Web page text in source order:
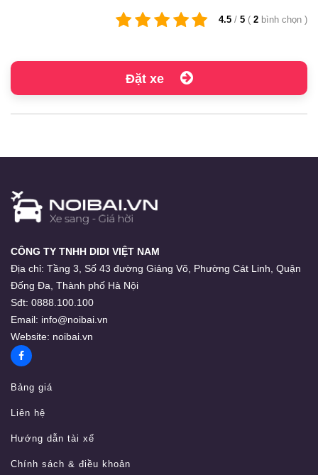
4.5 / 5 ( 2 bình chọn )
Đặt xe
CÔNG TY TNHH DIDI VIỆT NAM
Địa chỉ: Tầng 3, Số 43 đường Giảng Võ, Phường Cát Linh, Quận
Đống Đa, Thành phố Hà Nội
Sđt: 0888.100.100
Email: info@noibai.vn
Website: noibai.vn
Bảng giá
Liên hệ
Hướng dẫn tài xế
Chính sách & điều khoản